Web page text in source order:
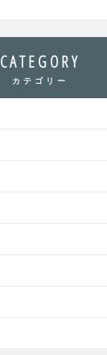
CATEGORY
カテゴリー